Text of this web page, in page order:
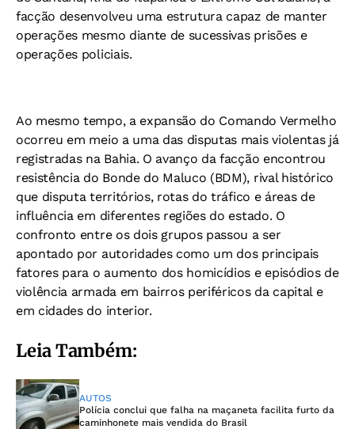
facção desenvolveu uma estrutura capaz de manter
operações mesmo diante de sucessivas prisões e
operações policiais.
Ao mesmo tempo, a expansão do Comando Vermelho
ocorreu em meio a uma das disputas mais violentas já
registradas na Bahia. O avanço da facção encontrou
resistência do Bonde do Maluco (BDM), rival histórico
que disputa territórios, rotas do tráfico e áreas de
influência em diferentes regiões do estado. O
confronto entre os dois grupos passou a ser
apontado por autoridades como um dos principais
fatores para o aumento dos homicídios e episódios de
violência armada em bairros periféricos da capital e
em cidades do interior.
Leia Também:
AUTOS
Polícia conclui que falha na maçaneta facilita furto da
caminhonete mais vendida do Brasil